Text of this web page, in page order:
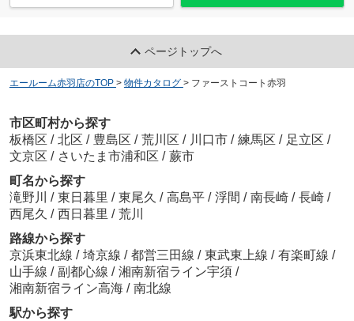
ページトップへ
エールーム赤羽店のTOP > 物件カタログ > ファーストコート赤羽
市区町村から探す
板橋区 / 北区 / 豊島区 / 荒川区 / 川口市 / 練馬区 / 足立区 /
文京区 / さいたま市浦和区 / 蕨市
町名から探す
滝野川 / 東日暮里 / 東尾久 / 高島平 / 浮間 / 南長崎 / 長崎 /
西尾久 / 西日暮里 / 荒川
路線から探す
京浜東北線 / 埼京線 / 都営三田線 / 東武東上線 / 有楽町線 /
山手線 / 副都心線 / 湘南新宿ライン宇須 /
湘南新宿ライン高海 / 南北線
駅から探す